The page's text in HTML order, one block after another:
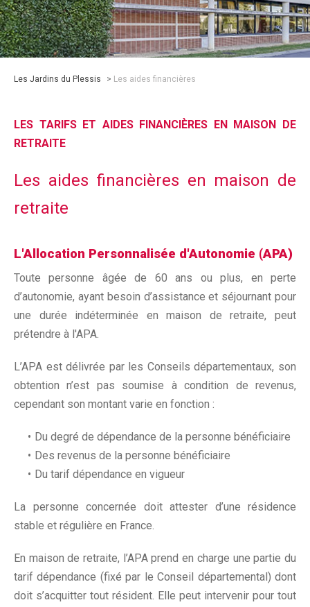
Les Jardins du Plessis > Les aides financières
LES TARIFS ET AIDES FINANCIÈRES EN MAISON DE
RETRAITE
Les aides financières en maison de
retraite
L'Allocation Personnalisée d'Autonomie (APA)
Toute personne âgée de 60 ans ou plus, en perte
d’autonomie, ayant besoin d’assistance et séjournant pour
une durée indéterminée en maison de retraite, peut
prétendre à l'APA.
L’APA est délivrée par les Conseils départementaux, son
obtention n’est pas soumise à condition de revenus,
cependant son montant varie en fonction :
Du degré de dépendance de la personne bénéficiaire
Des revenus de la personne bénéficiaire
Du tarif dépendance en vigueur
La personne concernée doit attester d’une résidence
stable et régulière en France.
En maison de retraite, l’APA prend en charge une partie du
tarif dépendance (fixé par le Conseil départemental) dont
doit s’acquitter tout résident. Elle peut intervenir pour tout